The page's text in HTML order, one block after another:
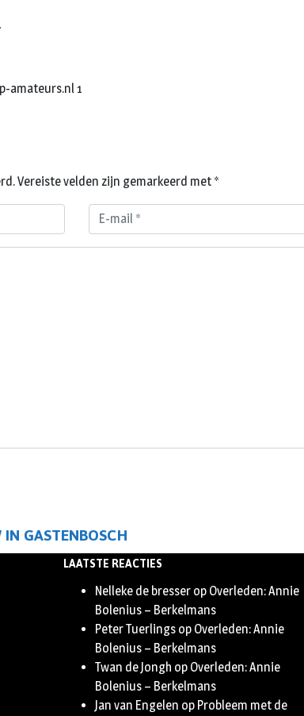
GASTENBOSCH
Vereiste velden zijn gemarkeerd met *
LAATSTE REACTIES
Nelleke de bresser op Overleden: Annie
Bolenius – Berkelmans
Peter Tuerlings op Overleden: Annie
Bolenius – Berkelmans
Twan de Jongh op Overleden: Annie
Bolenius – Berkelmans
Jan van Engelen op Probleem met de